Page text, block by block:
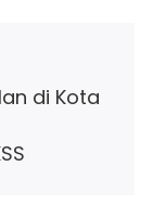
di Kota